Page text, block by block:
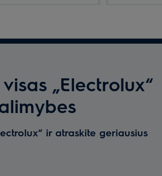
„Electrolux“
ir atraskite geriausius